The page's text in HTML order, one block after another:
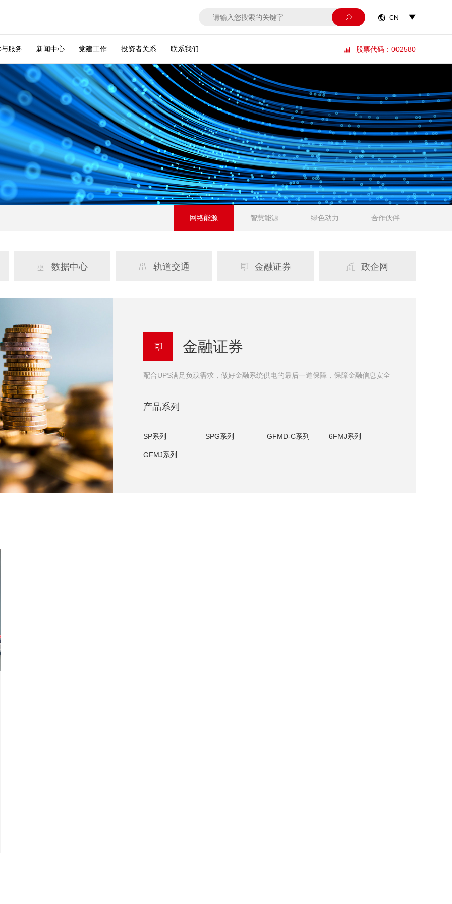
  CN 
服务 新闻中心 党建工作 投资者关系 联系我们  股票代码：002580
网络能源 智慧能源 绿色动力 合作伙伴
 数据中心  轨道交通  金融证券  政企网
 金融证券
配合UPS满足负载需求，做好金融系统供电的最后一道保障，保障金融信息安全
产品系列
SP系列 SPG系列 GFMD-C系列 6FMJ系列
GFMJ系列